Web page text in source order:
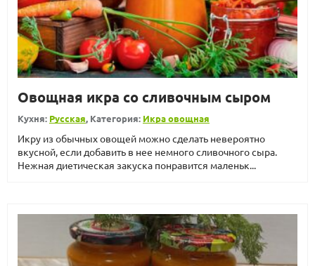
Овощная икра со сливочным сыром
Кухня: Русская, Категория: Икра овощная
Икру из обычных овощей можно сделать невероятно
вкусной, если добавить в нее немного сливочного сыра.
Нежная диетическая закуска понравится маленьк...